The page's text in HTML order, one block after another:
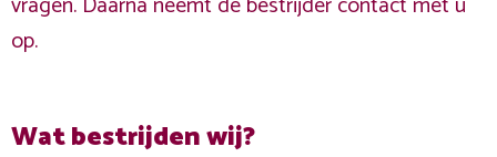
op.
Wat bestrijden wij?